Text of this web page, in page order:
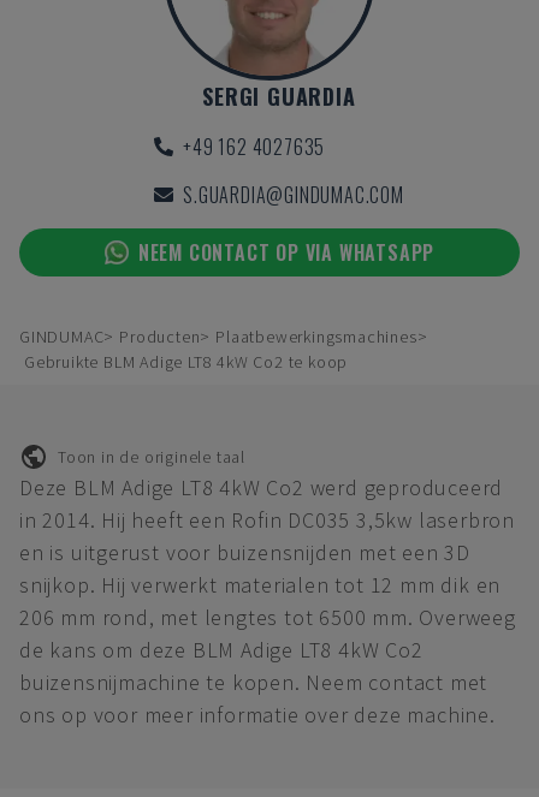
SERGI GUARDIA
+49 162 4027635
S.GUARDIA@GINDUMAC.COM
NEEM CONTACT OP VIA WHATSAPP
GINDUMAC Producten
Plaatbewerkingsmachines
Gebruikte BLM Adige LT8 4kW Co2 te koop
Toon in de originele taal
Deze BLM Adige LT8 4kW Co2 werd geproduceerd
in 2014. Hij heeft een Rofin DC035 3,5kw laserbron
en is uitgerust voor buizensnijden met een 3D
snijkop. Hij verwerkt materialen tot 12 mm dik en
206 mm rond, met lengtes tot 6500 mm. Overweeg
de kans om deze BLM Adige LT8 4kW Co2
buizensnijmachine te kopen. Neem contact met
ons op voor meer informatie over deze machine.